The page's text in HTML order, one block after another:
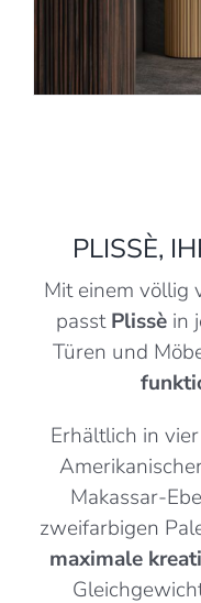
PLISSÈ,
Mit einem völlig
passtPlissè in
Türen und
Erhältlich in
Makassar-
zweifarbigen
maximale